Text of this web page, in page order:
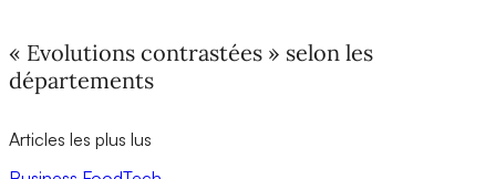
« Evolutions contrastées » selon les
départements
Articles les plus lus